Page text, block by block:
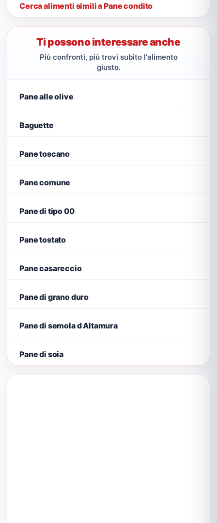
Cerca alimenti simili a Pane condito
Ti possono interessare anche
Più confronti, più trovi subito l'alimento
giusto.
Pane alle olive
Baguette
Pane toscano
Pane comune
Pane di tipo 00
Pane tostato
Pane casareccio
Pane di grano duro
Pane di semola d Altamura
Pane di soia